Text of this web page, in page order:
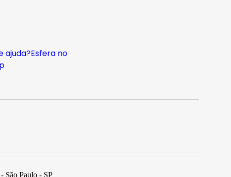
ajuda?Esfera no
São Paulo - SP